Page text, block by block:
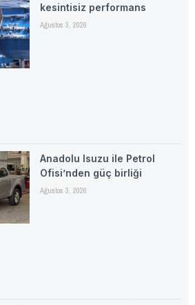
kesintisiz performans
Ağustos 3, 2026
Anadolu Isuzu ile Petrol
Ofisi’nden güç birliği
Ağustos 3, 2026